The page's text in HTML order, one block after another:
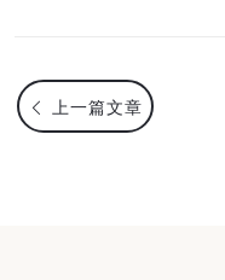
上一篇文章